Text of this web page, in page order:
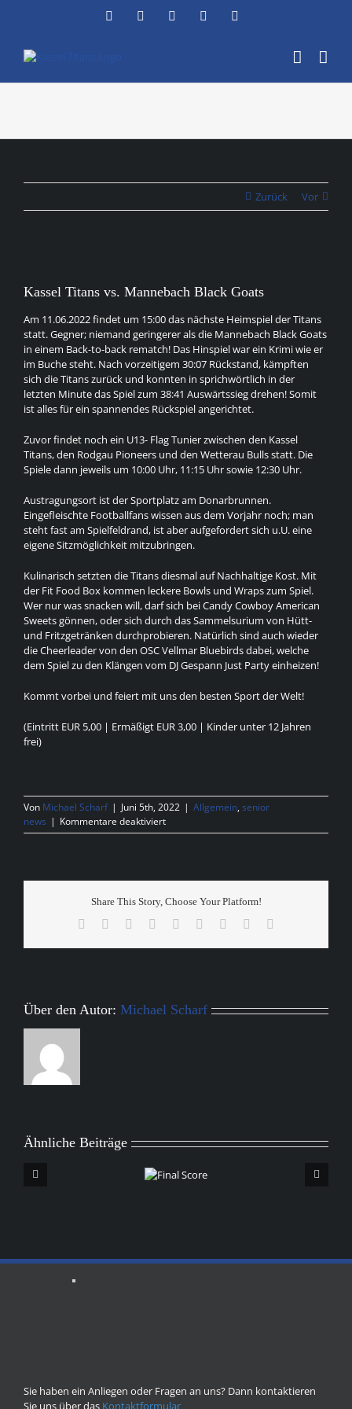
FacebookInstagramYouTubeFlickr
Zurück Vor
Bild
Kassel Titans vs. Mannebach Black Goats
Am 11.06.2022 findet um 15:00 das nächste Heimspiel der Titans
statt. Gegner; niemand geringerer als die Mannebach Black Goats
in einem Back-to-back rematch! Das Hinspiel war ein Krimi wie er
im Buche steht. Nach vorzeitigem 30:07 Rückstand, kämpften
sich die Titans zurück und konnten in sprichwörtlich in der
letzten Minute das Spiel zum 38:41 Auswärtssieg drehen! Somit
ist alles für ein spannendes Rückspiel angerichtet.
Zuvor findet noch ein U13- Flag Tunier zwischen den Kassel
Titans, den Rodgau Pioneers und den Wetterau Bulls statt. Die
Spiele dann jeweils um 10:00 Uhr, 11:15 Uhr sowie 12:30 Uhr.
Austragungsort ist der Sportplatz am Donarbrunnen.
Eingefleischte Footballfans wissen aus dem Vorjahr noch; man
steht fast am Spielfeldrand, ist aber aufgefordert sich u.U. eine
eigene Sitzmöglichkeit mitzubringen.
Kulinarisch setzten die Titans diesmal auf Nachhaltige Kost. Mit
der Fit Food Box kommen leckere Bowls und Wraps zum Spiel.
Wer nur was snacken will, darf sich bei Candy Cowboy American
Sweets gönnen, oder sich durch das Sammelsurium von Hütt-
und Fritzgetränken durchprobieren. Natürlich sind auch wieder
die Cheerleader von den OSC Vellmar Bluebirds dabei, welche
dem Spiel zu den Klängen vom DJ Gespann Just Party einheizen!
Kommt vorbei und feiert mit uns den besten Sport der Welt!
(Eintritt EUR 5,00 | Ermäßigt EUR 3,00 | Kinder unter 12 Jahren
frei)
Von Michael Scharf | Juni 5th, 2022 | Allgemein, senior
news | Kommentare deaktiviertfür
Kassel
Goats
Share This Story, Choose Your Platform!
Facebook Reddit LinkedInWhatsApp
TumblrPinterest
Über den Autor: Michael Scharf
Ähnliche Beiträge
Sie haben ein Anliegen oder Fragen an uns? Dann kontaktieren
Sie uns über das Kontaktformular